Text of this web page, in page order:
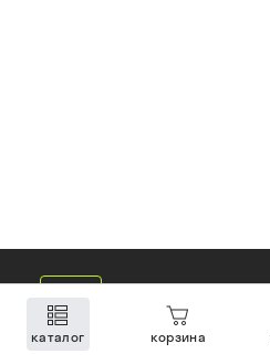
каталог корзина